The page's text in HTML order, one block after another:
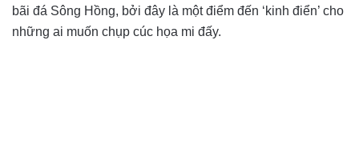
bãi đá Sông Hồng, bởi đây là một điểm đến ‘kinh điển’ cho
những ai muốn chụp cúc họa mi đấy.